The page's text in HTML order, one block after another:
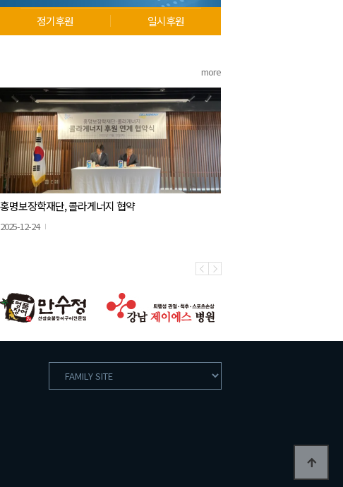
정기후원 일시후원
more
홍명보장학재단, 콜라게너지 협약
2025-12-24